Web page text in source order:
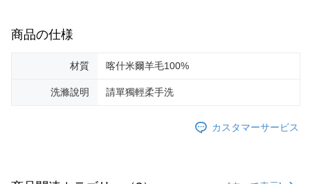
商品の仕様
材質 喀什米爾羊毛100%
洗滌說明 請單獨輕柔手洗
カスタマーサービス